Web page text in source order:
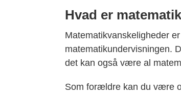
Hvad er
Matematikvanskeligheder
matematikundervisningen.
det kan også være al
Som forældre kan du være